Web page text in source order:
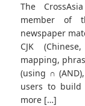
The
member of
newspaper
CJK
mapping,
(using ∩
users to build
more […]